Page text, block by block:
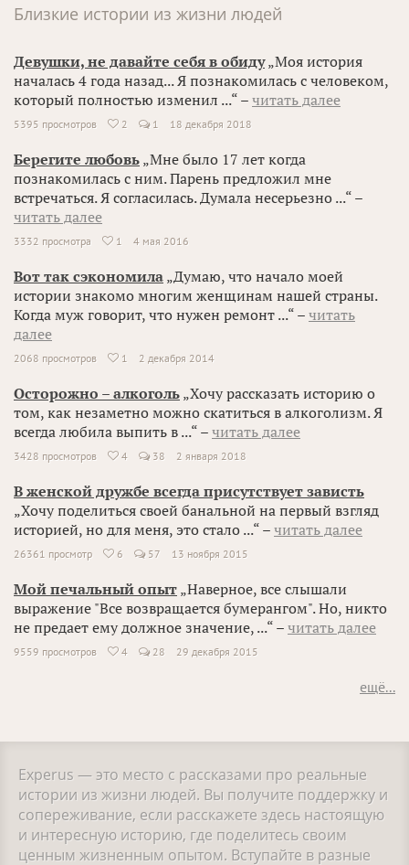
Близкие истории из жизни людей
Девушки, не давайте себя в обиду„Моя история
началась 4 года назад... Я познакомилась с человеком,
который полностью изменил ...“ – читать далее
5395 просмотров  2 1 18 декабря 2018
Берегите любовь „Мне было 17 лет когда
познакомилась с ним. Парень предложил мне
встречаться. Я согласилась. Думала несерьезно ...“ –
читать далее
3332 просмотра  1 4 мая 2016
Вот так сэкономила „Думаю, что начало моей
истории знакомо многим женщинам нашей страны.
Когда муж говорит, что нужен ремонт ...“ – читать
далее
2068 просмотров  1 2 декабря 2014
Осторожно – алкоголь „Хочу рассказать историю о
том, как незаметно можно скатиться в алкоголизм. Я
всегда любила выпить в ...“ – читать далее
3428 просмотров  4 38 2 января 2018
В женской дружбе всегда присутствует зависть
„Хочу поделиться своей банальной на первый взгляд
историей, но для меня, это стало ...“ – читать далее
26361 просмотр  6 57 13 ноября 2015
Мой печальный опыт „Наверное, все слышали
выражение "Все возвращается бумерангом". Но, никто
не предает ему должное значение, ...“ – читать далее
9559 просмотров  4 28 29 декабря 2015
ещё...
Experus — это место с рассказами про реальные
истории из жизни людей. Вы получите поддержку и
сопереживание, если расскажете здесь настоящую
и интересную историю, где поделитесь своим
ценным жизненным опытом. Вступайте в разные